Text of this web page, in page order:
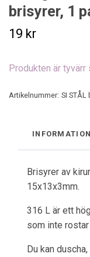
brisyrer, 1
19 kr
Produkten är tyvärr
Artikelnummer: SI
INFORMATION
Brisyrer av
15x13x3mm.
316 L är ett
som inte
Du kan